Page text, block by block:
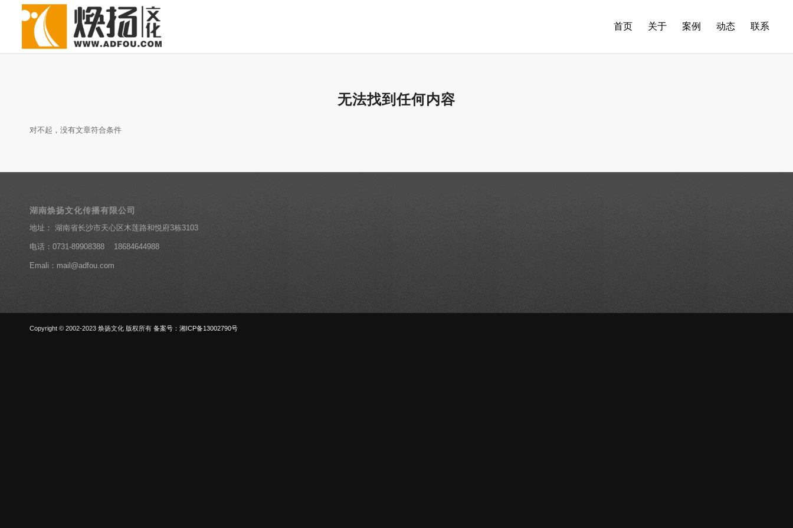
首页 关于 案例 动态 联系
无法找到任何内容
对不起，没有文章符合条件
湖南焕扬文化传播有限公司
地址： 湖南省长沙市天心区木莲路和悦府3栋3103
电话：0731-89908388 18684644988
Emali：mail@adfou.com
Copyright © 2002-2023 焕扬文化 版权所有 备案号：湘ICP备13002790号